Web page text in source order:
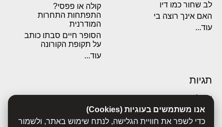
אנו משתמשים בעוגיות (Cookies)
כדי לשפר את חוויית הגלישה, לנתח שימוש באתר, ולשמור
לב שחור כמו דיו
האם אינך רוצה בי
עוד...
קולה או פפסי?
התפתחות התחרות
המודרנית
הסופר חיים סבתו כותב
על תקופת הקורונה
עוד...
תגיות
אבולוציה
אכסדרה
אנשים